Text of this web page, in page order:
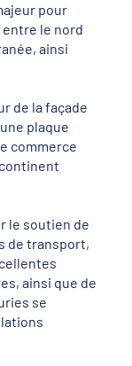
pour
le nord
ainsi
de la façade
plaque
commerce
le soutien de
de transport,
ainsi que de
se